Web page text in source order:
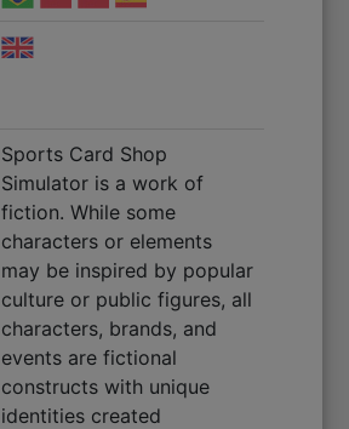
Sports Card Shop
Simulator is a work of
fiction. While some
characters or elements
may be inspired by popular
culture or public figures, all
characters, brands, and
events are fictional
constructs with unique
identities created